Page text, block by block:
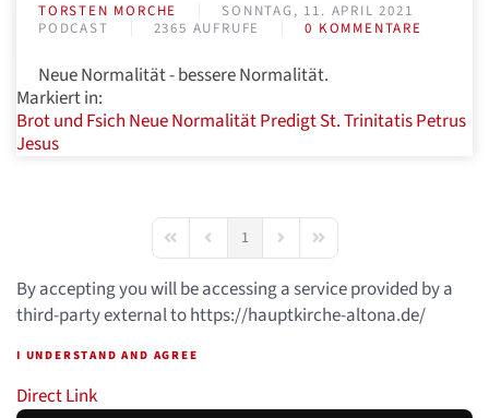
TORSTEN MORCHE
SONNTAG, 11. APRIL 2021
PODCAST
2365 AUFRUFE 0 KOMMENTARE
Neue Normalität - bessere Normalität.
Markiert in:
Brot und Fsich Neue NormalitätPredigtSt. TrinitatisPetrus
Jesus
First PagePrevious Page
1 Next PageLast Page
By accepting you will be accessing a service provided by a
third-party external to https://hauptkirche-altona.de/
I UNDERSTAND AND AGREE
Direct Link